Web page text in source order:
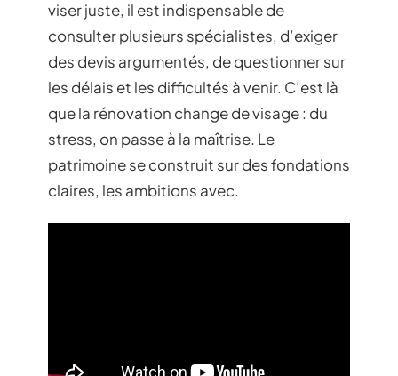
viser juste, il est indispensable de
consulter plusieurs spécialistes, d’exiger
des devis argumentés, de questionner sur
les délais et les difficultés à venir. C’est là
que la rénovation change de visage : du
stress, on passe à la maîtrise. Le
patrimoine se construit sur des fondations
claires, les ambitions avec.